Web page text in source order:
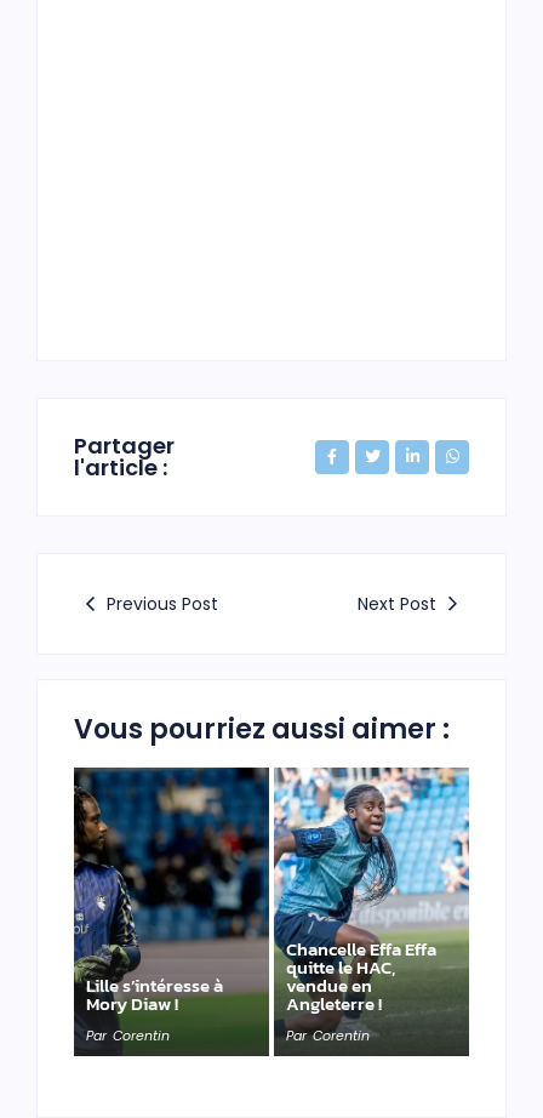
Partager
l'article :
Previous Post Next Post
Vous pourriez aussi aimer :
Lille s’intéresse à
Mory Diaw !
Par Corentin
Chancelle Effa Effa
quitte le HAC,
vendue en
Angleterre !
Par Corentin